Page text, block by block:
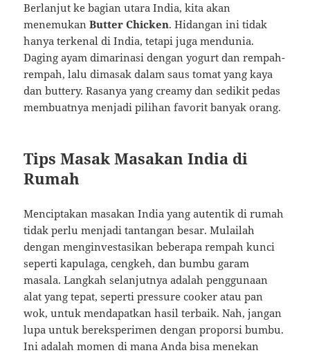
Berlanjut ke bagian utara India, kita akan
menemukanButter Chicken. Hidangan ini tidak
hanya terkenal di India, tetapi juga mendunia.
Daging ayam dimarinasi dengan yogurt dan rempah-
rempah, lalu dimasak dalam saus tomat yang kaya
dan buttery. Rasanya yang creamy dan sedikit pedas
membuatnya menjadi pilihan favorit banyak orang.
Tips Masak Masakan India di
Rumah
Menciptakan masakan India yang autentik di rumah
tidak perlu menjadi tantangan besar. Mulailah
dengan menginvestasikan beberapa rempah kunci
seperti kapulaga, cengkeh, dan bumbu garam
masala. Langkah selanjutnya adalah penggunaan
alat yang tepat, seperti pressure cooker atau pan
wok, untuk mendapatkan hasil terbaik. Nah, jangan
lupa untuk bereksperimen dengan proporsi bumbu.
Ini adalah momen di mana Anda bisa menekan